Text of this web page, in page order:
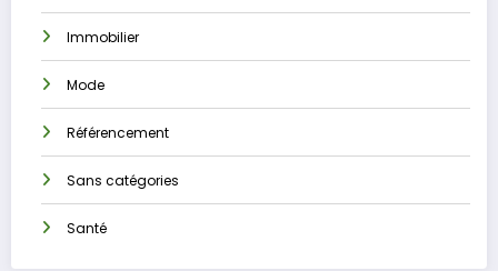
Immobilier
Mode
Référencement
Sans catégories
Santé